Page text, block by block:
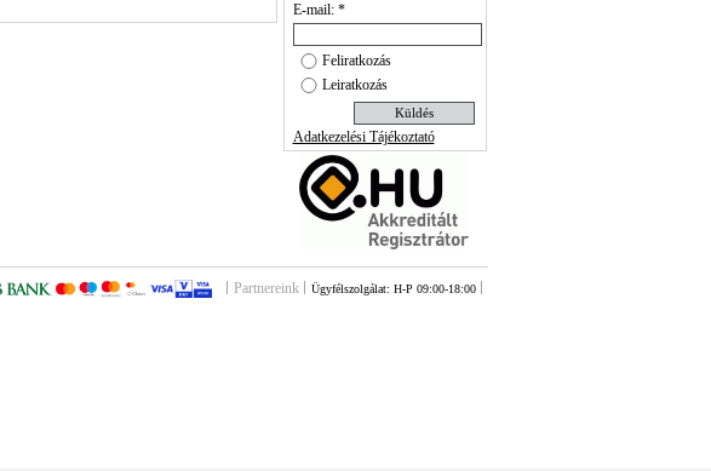
E-mail: *
Feliratkozás
Leiratkozás
Adatkezelési Tájékoztató
Partnereink Ügyfélszolgálat: H-P 09:00-18:00